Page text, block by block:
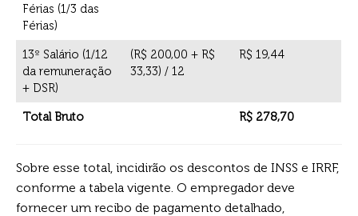
Férias (1/3 das
Férias)
13º Salário (1/12
da remuneração
+ DSR)
(R$ 200,00 + R$
33,33) / 12
R$ 19,44
Total Bruto R$ 278,70
Sobre esse total, incidirão os descontos de INSS e IRRF,
conforme a tabela vigente. O empregador deve
fornecer um recibo de pagamento detalhado,